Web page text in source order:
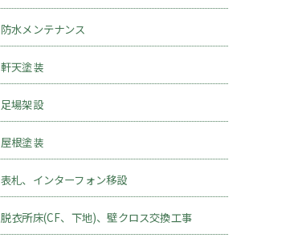
防水メンテナンス
軒天塗装
足場架設
屋根塗装
表札、インターフォン移設
脱衣所床(CF、下地)、壁クロス交換工事